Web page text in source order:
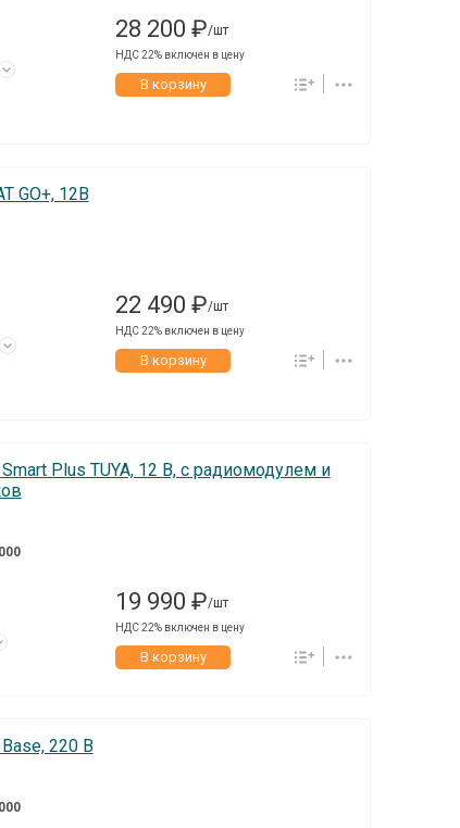
28 200 ₽/шт
НДС 22% включен в цену
В корзину
GO+, 12В
22 490 ₽/шт
НДС 22% включен в цену
В корзину
Plus TUYA, 12 В, c радиомодулем и
19 990 ₽/шт
НДС 22% включен в цену
В корзину
220 В